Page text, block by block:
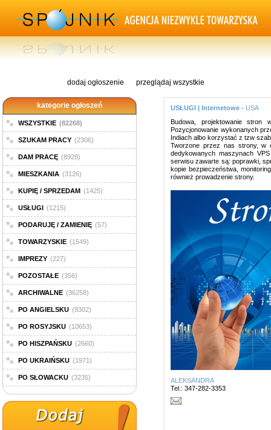
dodaj ogłoszenie przeglądaj wszystkie
kategorie ogłoszeń
WSZYSTKIE (82268)
SZUKAM PRACY (2306)
DAM PRACĘ (8928)
MIESZKANIA (3126)
KUPIĘ / SPRZEDAM (1425)
USŁUGI (1215)
PODARUJĘ / ZAMIENIĘ (57)
TOWARZYSKIE (1549)
IMPREZY (227)
POZOSTAŁE (356)
ARCHIWALNE (36258)
PO ANGIELSKU (8302)
PO ROSYJSKU (10653)
PO HISZPAŃSKU (2660)
PO UKRAIŃSKU (1971)
PO SŁOWACKU (3235)
USŁUGI | Internetowe - USA
Budowa, projektowanie stron
Pozycjonowanie wykonanych
Indiach albo korzystać z tzw
Tworzone przez nas strony, w
dedykowanych maszynach
serwisu zawarte są: poprawki,
kopie bezpieczeństwa,
również prowadzenie strony.
ALEKSANDRA
Tel.: 347-282-3353